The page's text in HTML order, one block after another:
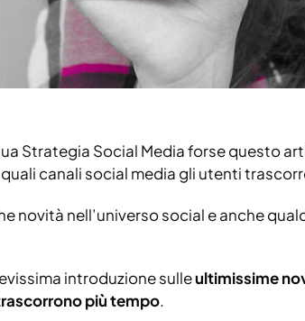
Strategia Social Media forse questo
canali social media gli utenti
novità nell’universo social e anche
introduzione sulleultimissime
più tempo.